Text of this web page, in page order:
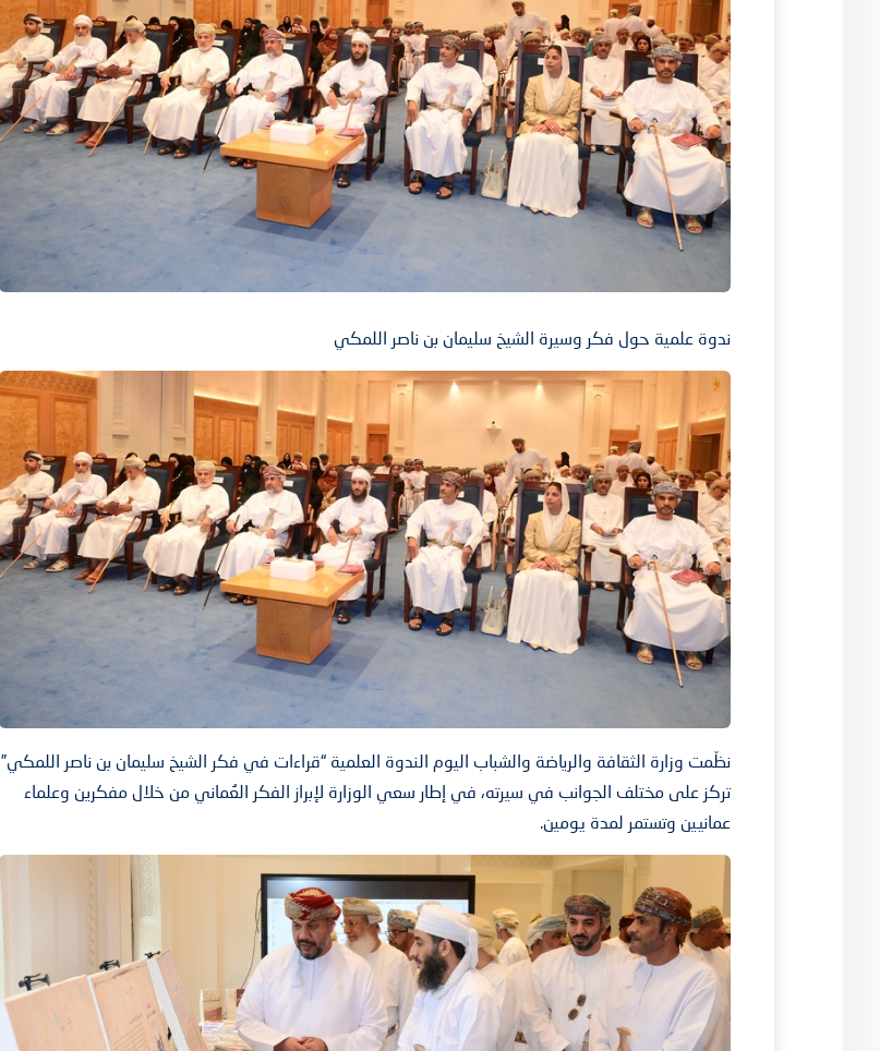
ندوة علمية حول فكر وسيرة الشيخ سليمان بن ناصر اللمكي
نظّمت وزارة الثقافة والرياضة والشباب اليوم الندوة العلمية “قراءات في فكر الشيخ سليمان بن ناصر اللمكي”
تركز على مختلف الجوانب في سيرته، في إطار سعي الوزارة لإبراز الفكر العُماني من خلال مفكرين وعلماء
عمانيين وتستمر لمدة يومين.